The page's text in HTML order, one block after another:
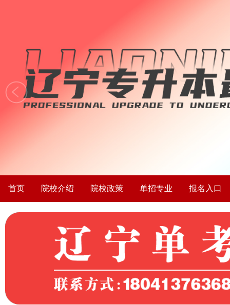
首页 院校介绍 院校政策 单招专业 报名入口